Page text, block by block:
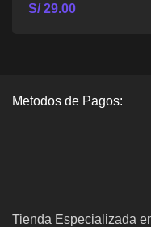
S/29.00
Metodos de Pagos:
Tienda Especializada